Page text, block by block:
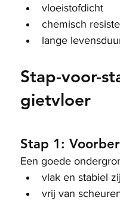
vloeistofdicht
chemisch
lange
Stap-voor-
gietvloer
Stap 1:
Een goede
vlak en stabiel
vrij van